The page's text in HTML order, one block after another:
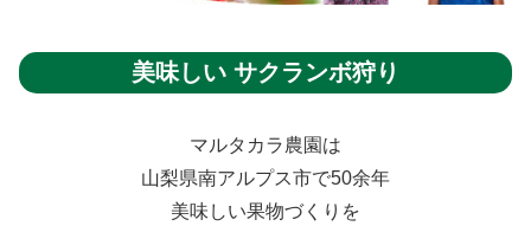
美味しい サクランボ狩り
マルタカラ農園は
山梨県南アルプス市で50余年
美味しい果物づくりを